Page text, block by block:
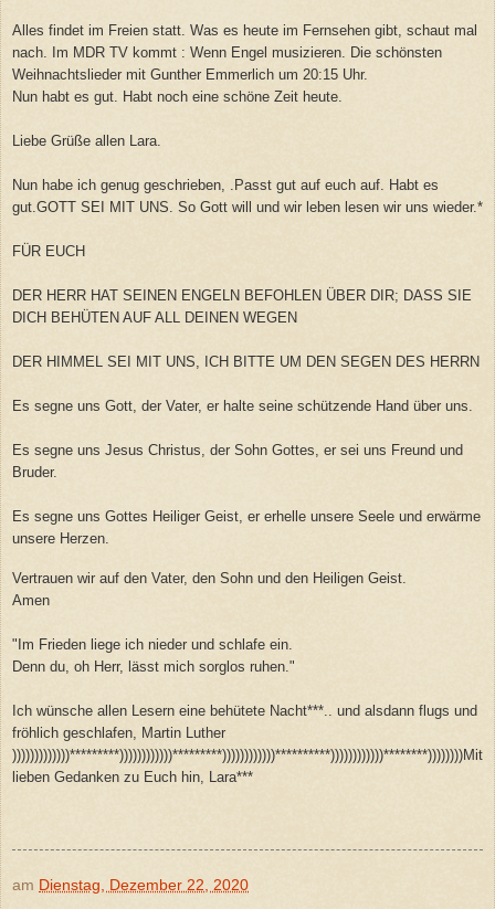
Alles findet im Freien statt. Was es heute im Fernsehen gibt, schaut mal
nach. Im MDR TV kommt : Wenn Engel musizieren. Die schönsten
Weihnachtslieder mit Gunther Emmerlich um 20:15 Uhr.
Nun habt es gut. Habt noch eine schöne Zeit heute.
Liebe Grüße allen Lara.
Nun habe ich genug geschrieben, .Passt gut auf euch auf. Habt es
gut.GOTT SEI MIT UNS. So Gott will und wir leben lesen wir uns wieder.*
FÜR EUCH
DER HERR HAT SEINEN ENGELN BEFOHLEN ÜBER DIR; DASS SIE
DICH BEHÜTEN AUF ALL DEINEN WEGEN
DER HIMMEL SEI MIT UNS, ICH BITTE UM DEN SEGEN DES HERRN
Es segne uns Gott, der Vater, er halte seine schützende Hand über uns.
Es segne uns Jesus Christus, der Sohn Gottes, er sei uns Freund und
Bruder.
Es segne uns Gottes Heiliger Geist, er erhelle unsere Seele und erwärme
unsere Herzen.
Vertrauen wir auf den Vater, den Sohn und den Heiligen Geist.
Amen
"Im Frieden liege ich nieder und schlafe ein.
Denn du, oh Herr, lässt mich sorglos ruhen."
Ich wünsche allen Lesern eine behütete Nacht***.. und alsdann flugs und
fröhlich geschlafen, Martin Luther
)))))))))))))*********))))))))))))*********))))))))))))**********))))))))))))********))))))))Mit
lieben Gedanken zu Euch hin, Lara***
am Dienstag, Dezember 22, 2020